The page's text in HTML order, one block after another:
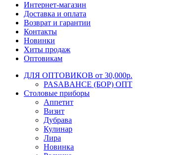
Интернет-магазин
Доставка и оплата
Возврат и гарантии
Контакты
Новинки
Хиты продаж
Оптовикам
ДЛЯ ОПТОВИКОВ от 30,000р.
PASABAHCE (БОР) ОПТ
Столовые приборы
Аппетит
Визит
Дубрава
Кулинар
Лира
Новинка